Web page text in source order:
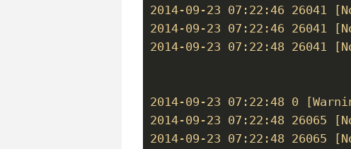
2014-09-23 07:22:46 26041
2014-09-23 07:22:46 26041
2014-09-23 07:22:48 26041
2014-09-23 07:22:48 0
2014-09-23 07:22:48 26065
2014-09-23 07:22:48 26065